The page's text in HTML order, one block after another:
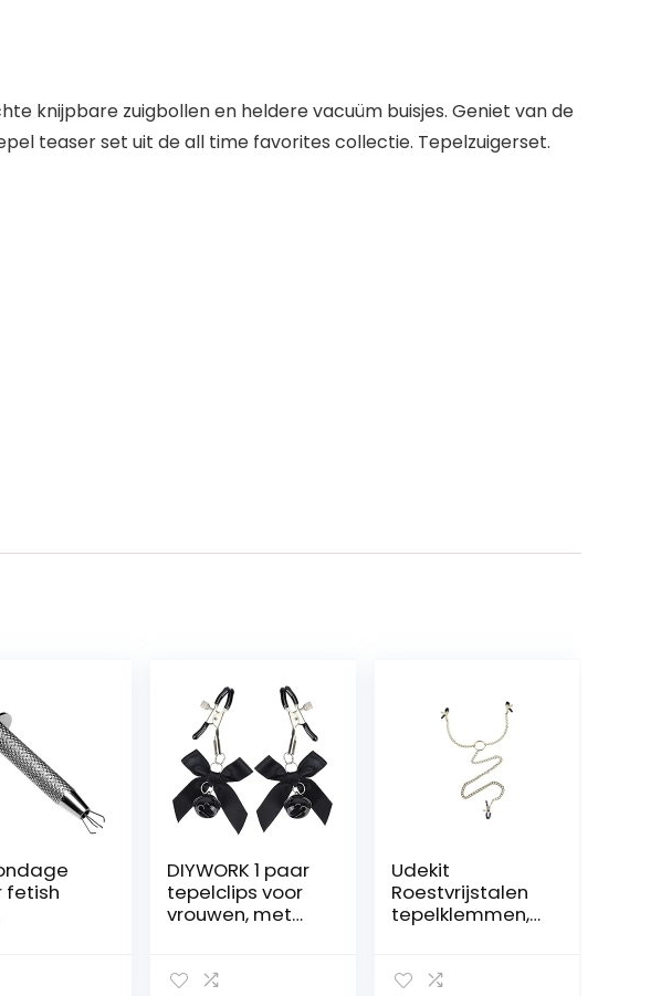
knijpbare zuigbollen en heldere vacuüm buisjes. Geniet van de
teaser set uit de all time favorites collectie. Tepelzuigerset.
fetish
DIYWORK 1 paar
tepelclips voor
vrouwen, met
seksspeelgoed
Udekit
Roestvrijstalen
tepelklemmen,
bondage